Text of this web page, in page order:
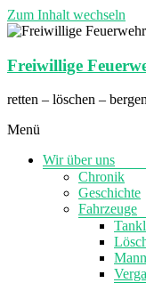
Zum Inhalt wechseln
Freiwillige
retten – löschen –
Menü
Wir über uns
Chronik
Geschichte
Fahrzeuge